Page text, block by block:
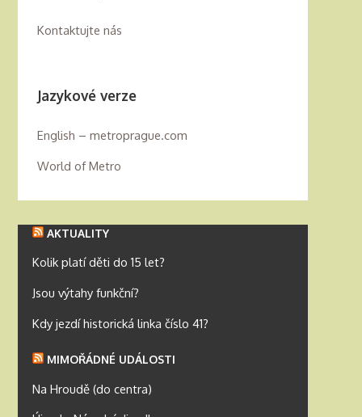
Kontaktujte nás
Jazykové verze
English – metroprague.com
World of Metro
AKTUALITY
Kolik platí děti do 15 let?
Jsou výtahy funkční?
Kdy jezdí historická linka číslo 41?
MIMOŘÁDNÉ UDÁLOSTI
Na Hroudě (do centra)